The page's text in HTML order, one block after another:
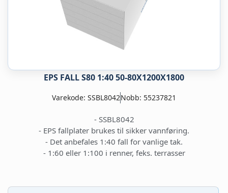
EPS FALL S80 1:40 50-80X1200X1800
Varekode: SSBL8042Nobb: 55237821
- SSBL8042
- EPS fallplater brukes til sikker vannføring.
- Det anbefales 1:40 fall for vanlige tak.
- 1:60 eller 1:100 i renner, feks. terrasser